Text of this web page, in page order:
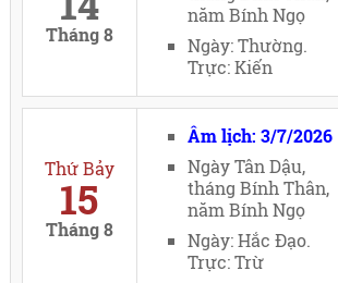
Tháng 8
năm Bính Ngọ
Ngày: Thường.
Trực: Kiến
Thứ Bảy
15
Tháng 8
Âm lịch: 3/7/2026
Ngày Tân Dậu,
tháng Bính Thân,
năm Bính Ngọ
Ngày: Hắc Đạo.
Trực: Trừ